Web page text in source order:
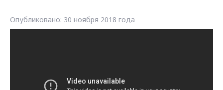
Опубликовано: 30 ноября 2018 года